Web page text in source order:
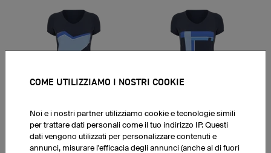
COME UTILIZZIAMO I NOSTRI COOKIE
Noi e i nostri partner utilizziamo cookie e tecnologie simili
per trattare dati personali come il tuo indirizzo IP. Questi
dati vengono utilizzati per personalizzare contenuti e
annunci, misurare l'efficacia degli annunci (anche al di fuori